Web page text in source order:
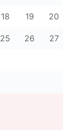
18 19 20
25 26 27